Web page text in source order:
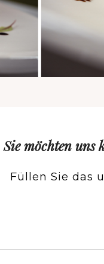
Sie möchten uns
Füllen Sie das